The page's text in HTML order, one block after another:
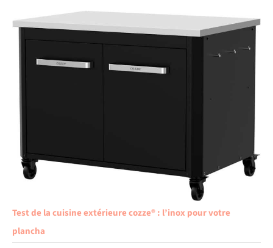
Test de la cuisine extérieure cozze® : l’inox pour votre
plancha